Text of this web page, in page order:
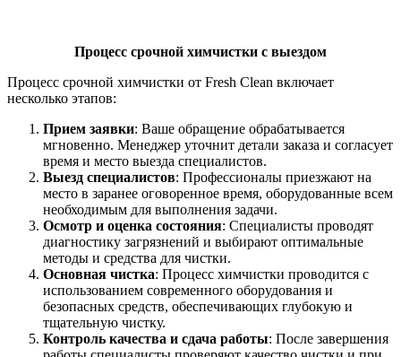
Процесс срочной химчистки с выездом
Процесс срочной химчистки от Fresh Clean включает
несколько этапов:
Прием заявки: Ваше обращение обрабатывается
мгновенно. Менеджер уточнит детали заказа и согласует
время и место выезда специалистов.
Выезд специалистов: Профессионалы приезжают на
место в заранее оговоренное время, оборудованные всем
необходимым для выполнения задачи.
Осмотр и оценка состояния: Специалисты проводят
диагностику загрязнений и выбирают оптимальные
методы и средства для чистки.
Основная чистка: Процесс химчистки проводится с
использованием современного оборудования и
безопасных средств, обеспечивающих глубокую и
тщательную чистку.
Контроль качества и сдача работы: После завершения